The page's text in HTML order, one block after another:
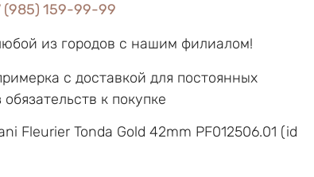
(985) 159-99-99
из городов с нашим филиалом!
с доставкой для постоянных
к покупке
Fleurier Tonda Gold 42mm PF012506.01 (id